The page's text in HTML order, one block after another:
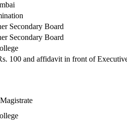
Secondary Board
Secondary Board
100 and affidavit in front of